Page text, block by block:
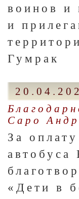
воинов и
и
Гумрак
Саро
За
автобуса
«Дети в